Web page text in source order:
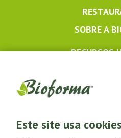
Este site usa cookies
SOBRE A
RECURSOS
(dias úteis das 8h30 às